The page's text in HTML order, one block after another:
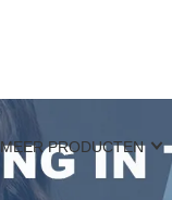
MEER PRODUCTEN